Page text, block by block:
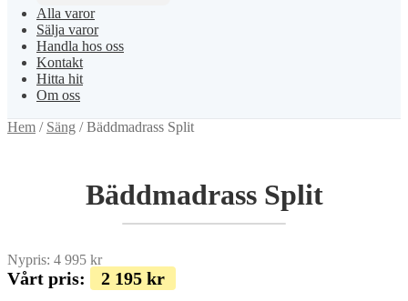
Alla varor
Sälja varor
Handla hos oss
Kontakt
Hitta hit
Om oss
Hem / Säng /Bäddmadrass Split
Bäddmadrass Split
Nypris: 4 995 kr
Vårt pris: 2 195 kr